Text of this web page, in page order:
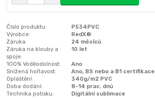
Číslo produktu:
P534PVC
Výrobce:
RedX®
Záruka:
24 měsíců
Záruka na klouby a
spoje:
10 let
100% Voděodolnost:
Ano
Snížená hořlavost:
Ano, BS nebo a B1 certifikace
Opláštění:
340g/m2 PVC
Doba dodání:
8-14 prac. dnů
Technika potisku:
Digitální sublimace